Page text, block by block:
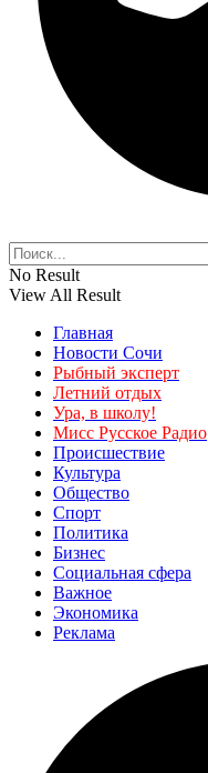
No Result
View All Result
Главная
Новости Сочи
Рыбный эксперт
Летний отдых
Ура, в школу!
Мисс Русское Радио
Происшествие
Культура
Общество
Спорт
Политика
Бизнес
Социальная сфера
Важное
Экономика
Реклама